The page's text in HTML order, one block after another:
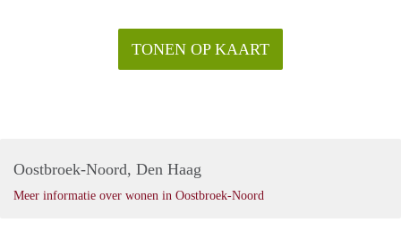
TONEN OP KAART
Oostbroek-Noord, Den Haag
Meer informatie over wonen in Oostbroek-Noord